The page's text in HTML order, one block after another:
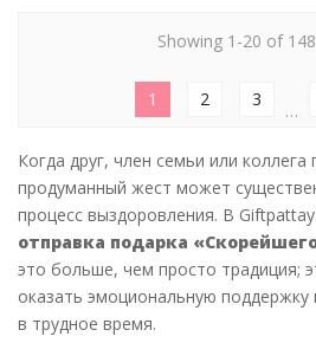
Showing 1-20 of
1 2 3
…
Когда друг, член семьи или коллега
продуманный жест может
процесс выздоровления. В
отправка подарка
это больше, чем просто традиция;
оказать эмоциональную поддержку
в трудное время.